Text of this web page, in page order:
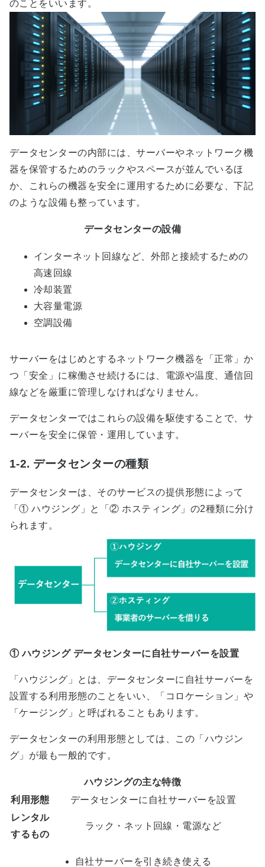
のことをいいます。
データセンターの内部には、サーバーやネットワーク機
器を保管するためのラックやスペースが並んでいるほ
か、これらの機器を安全に運用するために必要な、下記
のような設備も整っています。
データセンターの設備
インターネット回線など、外部と接続するための
高速回線
冷却装置
大容量電源
空調設備
サーバーをはじめとするネットワーク機器を「正常」か
つ「安全」に稼働させ続けるには、電源や温度、通信回
線などを厳重に管理しなければなりません。
データセンターではこれらの設備を駆使することで、サ
ーバーを安全に保管・運用しています。
1-2. データセンターの種類
データセンターは、そのサービスの提供形態によって
「① ハウジング」と「② ホスティング」の2種類に分け
られます。
① ハウジング データセンターに自社サーバーを設置
「ハウジング」とは、データセンターに自社サーバーを
設置する利用形態のことをいい、「コロケーション」や
「ケージング」と呼ばれることもあります。
データセンターの利用形態としては、この「ハウジン
グ」が最も一般的です。
ハウジングの主な特徴
利用形態
データセンターに自社サーバーを設置
レンタル
するもの
ラック・ネット回線・電源など
自社サーバーを引き続き使える